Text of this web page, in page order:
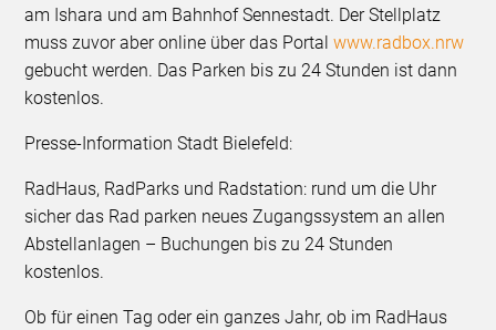
am Ishara und am Bahnhof Sennestadt. Der Stellplatz
muss zuvor aber online über das Portalwww.radbox.nrw
gebucht werden. Das Parken bis zu 24 Stunden ist dann
kostenlos.
Presse-Information Stadt Bielefeld:
RadHaus, RadParks und Radstation: rund um die Uhr
sicher das Rad parken neues Zugangssystem an allen
Abstellanlagen – Buchungen bis zu 24 Stunden
kostenlos.
Ob für einen Tag oder ein ganzes Jahr, ob im RadHaus